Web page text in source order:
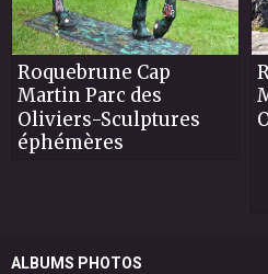
Roquebrune Cap
Martin Parc des
Oliviers-Sculptures
éphémères
ALBUMS PHOTOS